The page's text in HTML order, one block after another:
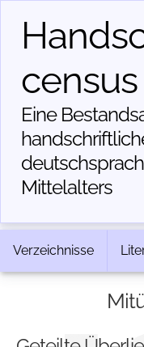
census
Eine
Mittelalters
Verzeichnisse